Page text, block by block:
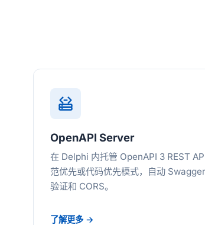
OpenAPI Server
在 Delphi 内托管 OpenAPI 3 REST
范优先或代码优先模式，自动
验证和 CORS。
了解更多 →